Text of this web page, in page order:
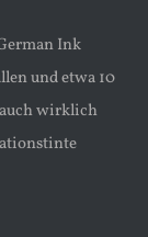
Ink
und etwa 10
auch wirklich